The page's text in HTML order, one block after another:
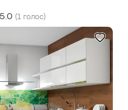
5.0 (1 голос)